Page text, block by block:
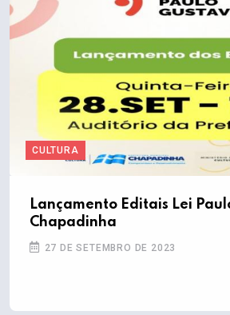
CULTURA
Lançamento Editais Lei
Chapadinha
27 DE SETEMBRO DE 2023